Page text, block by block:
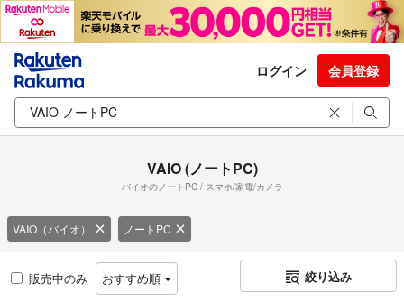
ログイン 会員登録
VAIO (ノートPC)
バイオのノートPC / スマホ/家電/カメラ
VAIO（バイオ） ノートPC
販売中のみ おすすめ順 絞り込み